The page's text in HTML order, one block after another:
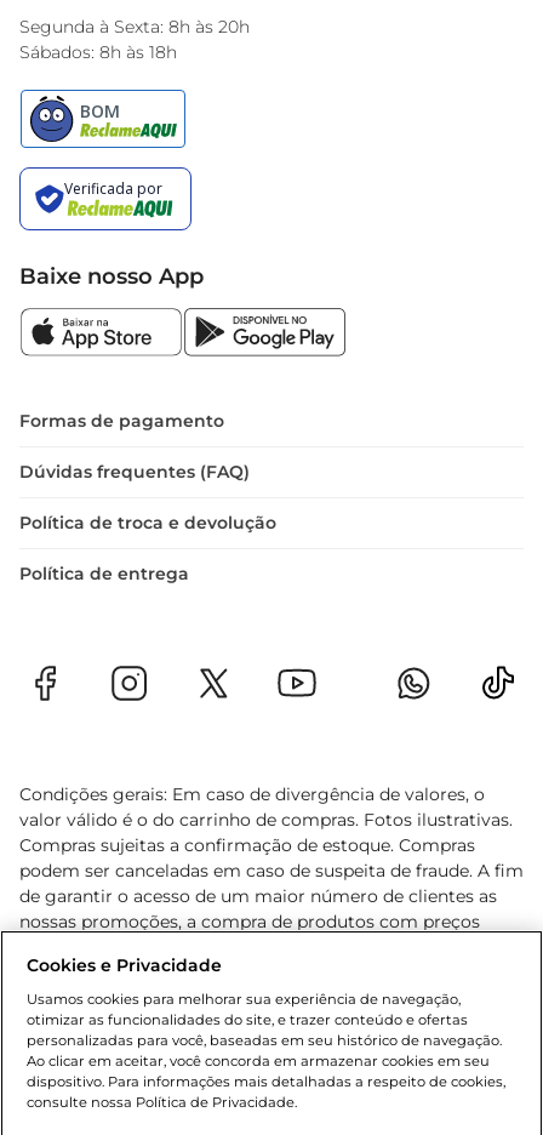
Encarte do Dia
Segunda à Sexta: 8h às 20h
Sábados: 8h às 18h
Baixe nosso App
Formas de pagamento
Dúvidas frequentes (FAQ)
Política de troca e devolução
Política de entrega
Condições gerais: Em caso de divergência de valores, o
valor válido é o do carrinho de compras. Fotos ilustrativas.
Compras sujeitas a confirmação de estoque. Compras
podem ser canceladas em caso de suspeita de fraude. A fim
de garantir o acesso de um maior número de clientes as
nossas promoções, a compra de produtos com preços
cliente. Os preços, ofertas e condições são exclusivos para
o e-commerce e válidos durante o dia de hoje, podendo
sofrer alterações sem prévia notificação. Proibida a venda
de bebidas alcoólicas para menores de 18 anos, conforme
Lei n.º 8069/90, art. 81, inciso II (Estatuto da Criança e do
Adolescente). Preços e condições exclusivos para o
Cookies e Privacidade
Usamos cookies para melhorar sua experiência de navegação,
otimizar as funcionalidades do site, e trazer conteúdo e ofertas
personalizadas para você, baseadas em seu histórico de navegação.
Ao clicar em aceitar, você concorda em armazenar cookies em seu
dispositivo. Para informações mais detalhadas a respeito de cookies,
consulte nossa Política de Privacidade.